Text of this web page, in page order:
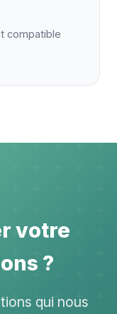
compatible
votre
?
qui nous